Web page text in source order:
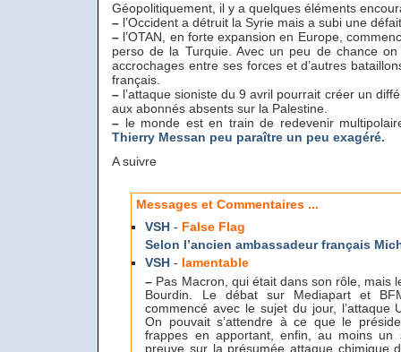
Géopolitiquement, il y a quelques éléments
– l’Occident a détruit la Syrie mais a subi une
– l’OTAN, en forte expansion en Europe,
perso de la Turquie. Avec un peu de chance
accrochages entre ses forces et d’autres
français.
– l’attaque sioniste du 9 avril pourrait créer un
aux abonnés absents sur la Palestine.
– le monde est en train de redevenir
Thierry Messan peu paraître un peu exagéré.
A suivre
Messages et Commentaires ...
VSH- False Flag
Selon l’ancien ambassadeur français
VSH- lamentable
– Pas Macron, qui était dans son rôle, mais
Bourdin. Le débat sur Mediapart et
commencé avec le sujet du jour, l’attaque
On pouvait s’attendre à ce que le
frappes en apportant, enfin, au moins un
preuve sur la présumée attaque chimique